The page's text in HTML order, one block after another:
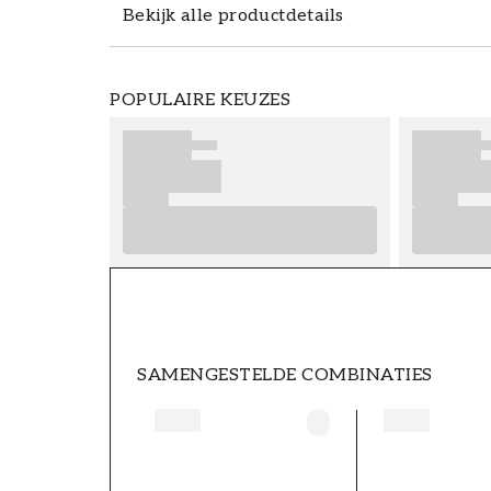
Bekijk alle productdetails
maat kunt bestellen naar je eigen
eenvoudig je droommuur creëren. Vul
brede assortiment binnenverf. Door je
accentmuur in het oog springt.
<br /> <br
geeft een exclusieve look en gevoel aan
onzeker voelt, overweeg dan hulp in te
POPULAIRE KEUZES
SAMENGESTELDE COMBINATIES